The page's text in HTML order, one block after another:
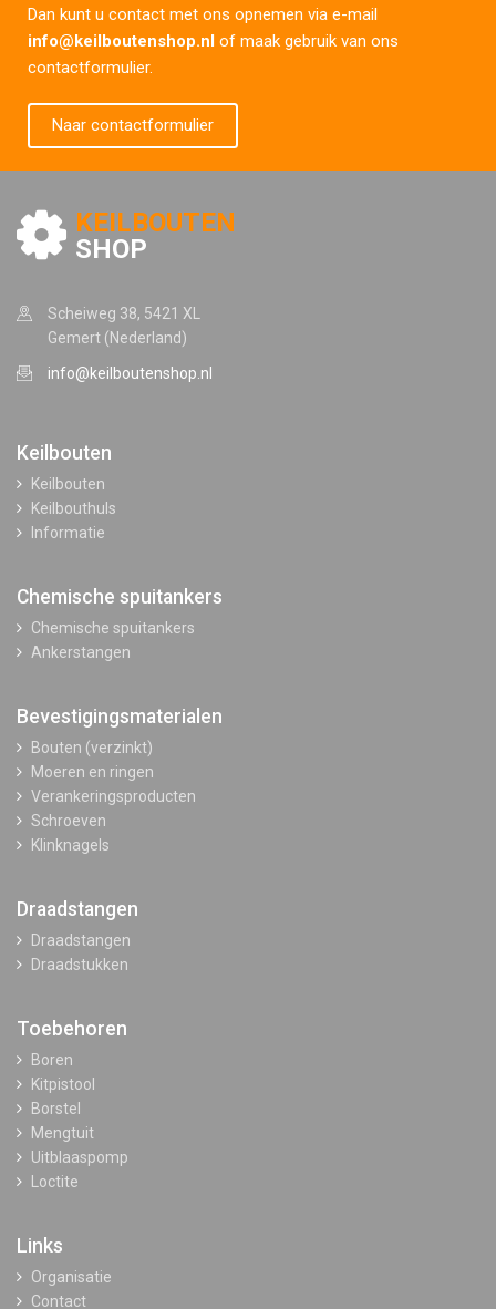
Dan kunt u contact met ons opnemen via e-mail
info@keilboutenshop.nl of maak gebruik van ons
contactformulier.
Naar contactformulier
KEILBOUTEN
SHOP
Scheiweg 38, 5421 XL
Gemert (Nederland)
info@keilboutenshop.nl
Keilbouten
Keilbouten
Keilbouthuls
Informatie
Chemische spuitankers
Chemische spuitankers
Ankerstangen
Bevestigingsmaterialen
Bouten (verzinkt)
Moeren en ringen
Verankeringsproducten
Schroeven
Klinknagels
Draadstangen
Draadstangen
Draadstukken
Toebehoren
Boren
Kitpistool
Borstel
Mengtuit
Uitblaaspomp
Loctite
Links
Organisatie
Contact